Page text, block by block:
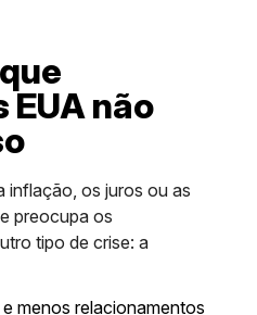
EUA não
inflação, os juros ou as
preocupa os
tipo de crise: a
menos relacionamentos